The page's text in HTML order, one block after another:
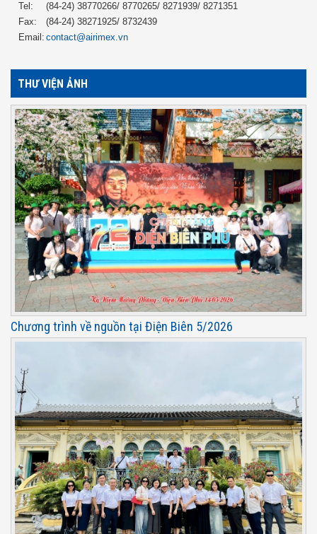
Tel:
(84-24) 38770266/ 8770265/ 8271939/ 8271351
Fax:
(84-24) 38271925/ 8732439
Email: contact@airimex.vn
THƯ VIỆN ẢNH
Chương trình về nguồn tại Điện Biên 5/2026